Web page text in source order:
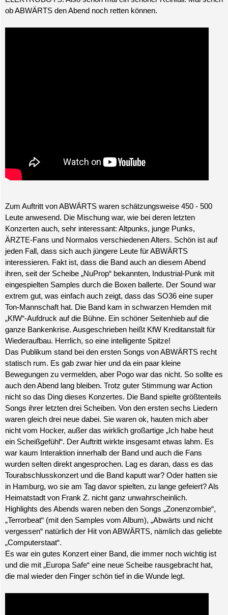
ob ABWÄRTS den Abend noch retten können.
Zum Auftritt von ABWÄRTS waren schätzungsweise 450 - 500
Leute anwesend. Die Mischung war, wie bei deren letzten
Konzerten auch, sehr interessant: Altpunks, junge Punks,
ÄRZTE-Fans und Normalos verschiedenen Alters. Schön ist auf
jeden Fall, dass sich auch jüngere Leute für ABWÄRTS
interessieren. Fakt ist, dass die Band auch an diesem Abend
ihren, seit der Scheibe „NuProp“ bekannten, Industrial-Punk mit
eingespielten Samples durch die Boxen ballerte. Der Sound war
extrem gut, was einfach auch zeigt, dass das SO36 eine super
Ton-Mannschaft hat. Die Band kam in schwarzen Hemden mit
„KfW“-Aufdruck auf die Bühne. Ein schöner Seitenhieb auf die
ganze Bankenkrise. Ausgeschrieben heißt KfW Kreditanstalt für
Wiederaufbau. Herrlich, so eine intelligente Spitze!
Das Publikum stand bei den ersten Songs von ABWÄRTS recht
statisch rum. Es gab zwar hier und da ein paar kleine
Bewegungen zu vermelden, aber Pogo war das nicht. So sollte es
auch den Abend lang bleiben. Trotz guter Stimmung war Action
nicht so das Ding dieses Konzertes. Die Band spielte größtenteils
Songs ihrer letzten drei Scheiben. Von den ersten sechs Liedern
waren gleich drei neue dabei. Sie waren ok, hauten mich aber
nicht vom Hocker, außer das wirklich großartige „Ich habe heut
ein Scheißgefühl“. Der Auftritt wirkte insgesamt etwas lahm. Es
war kaum Interaktion innerhalb der Band und auch die Fans
wurden selten direkt angesprochen. Lag es daran, dass es das
Tourabschlusskonzert und die Band kaputt war? Oder hatten sie
in Hamburg, wo sie am Tag davor spielten, zu lange gefeiert? Als
Heimatstadt von Frank Z. nicht ganz unwahrscheinlich.
Highlights des Abends waren neben den Songs „Zonenzombie“,
„Terrorbeat“ (mit den Samples vom Album), „Abwärts und nicht
vergessen“ natürlich der Hit von ABWÄRTS, nämlich das geliebte
„Computerstaat“.
Es war ein gutes Konzert einer Band, die immer noch wichtig ist
und die mit „Europa Safe“ eine neue Scheibe rausgebracht hat,
die mal wieder den Finger schön tief in die Wunde legt.